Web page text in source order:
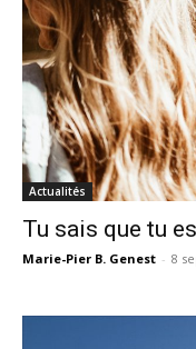
Actualités
Tu sais que tu
Marie-Pier B. Genest - 8